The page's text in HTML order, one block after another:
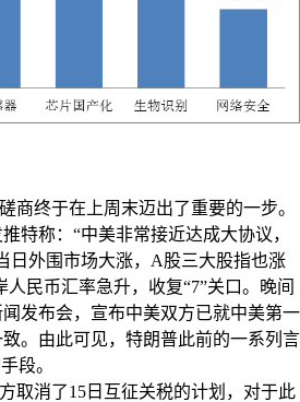
商终于在上周末迈出了重要的一步。
特称：“中美非常接近达成大协议，
日外围市场大涨， A股三大股指也涨
人民币汇率急升，收复“7”关口。晚间
发布会，宣布中美双方已就中美第一
。由此可见，特朗普此前的一系列言
段。
取消了15 日互征关税的计划，对于此